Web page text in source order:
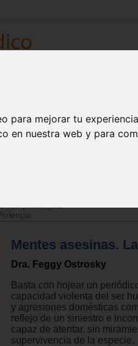
para mejorar tu
en nuestra web y para
Mentes asesinas.
Dra. Feggy Ostrosky
Basta con hojear un
capacidad violenta del ser
y agresiones domésticas
reflejo de un siniestro e
capaz de atentar, sin
supervivencia de la especie.